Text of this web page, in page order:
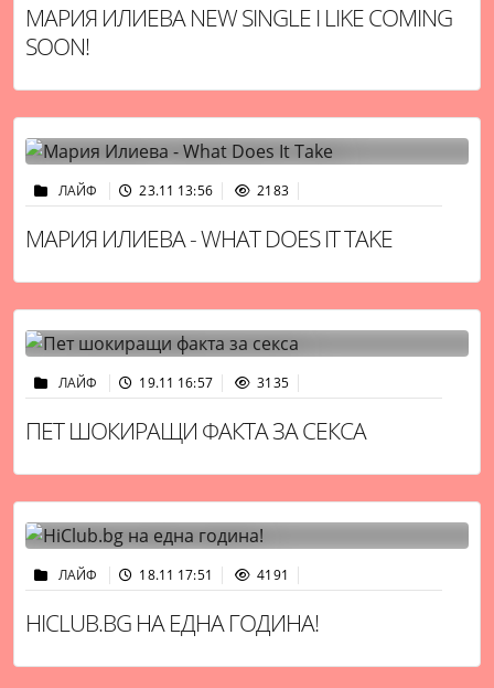
МАРИЯ ИЛИЕВА NEW SINGLE I LIKE COMING
SOON!
ЛАЙФ 23.11 13:56 2183
МАРИЯ ИЛИЕВА - WHAT DOES IT TAKE
ЛАЙФ 19.11 16:57 3135
ПЕТ ШОКИРАЩИ ФАКТА ЗА СЕКСА
ЛАЙФ 18.11 17:51 4191
HICLUB.BG НА ЕДНА ГОДИНА!